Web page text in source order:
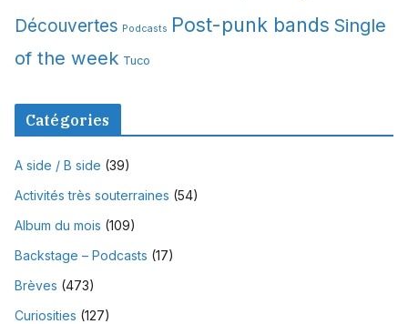
Découvertes Podcasts Post-punk bands Single
of the week Tuco
Catégories
A side / B side (39)
Activités très souterraines (54)
Album du mois (109)
Backstage – Podcasts (17)
Brèves (473)
Curiosities (127)